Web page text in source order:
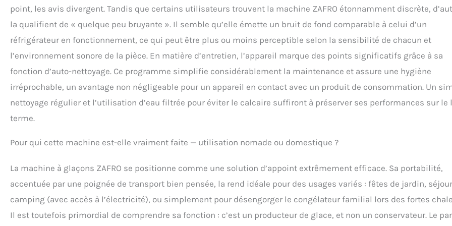
point, les avis divergent. Tandis que certains utilisateurs trouvent la machine ZAFRO étonnamment discrète,
la qualifient de « quelque peu bruyante ». Il semble qu’elle émette un bruit de fond comparable à celui d’un
réfrigérateur en fonctionnement, ce qui peut être plus ou moins perceptible selon la sensibilité de chacun et
l’environnement sonore de la pièce. En matière d’entretien, l’appareil marque des points significatifs grâce à sa
fonction d’auto-nettoyage. Ce programme simplifie considérablement la maintenance et assure une hygiène
irréprochable, un avantage non négligeable pour un appareil en contact avec un produit de consommation. Un
nettoyage régulier et l’utilisation d’eau filtrée pour éviter le calcaire suffiront à préserver ses performances sur le
terme.
Pour qui cette machine est-elle vraiment faite — utilisation nomade ou domestique ?
La machine à glaçons ZAFRO se positionne comme une solution d’appoint extrêmement efficace. Sa portabilité,
accentuée par une poignée de transport bien pensée, la rend idéale pour des usages variés : fêtes de jardin,
camping (avec accès à l’électricité), ou simplement pour désengorger le congélateur familial lors des fortes
Il est toutefois primordial de comprendre sa fonction : c’est un producteur de glace, et non un conservateur. Le